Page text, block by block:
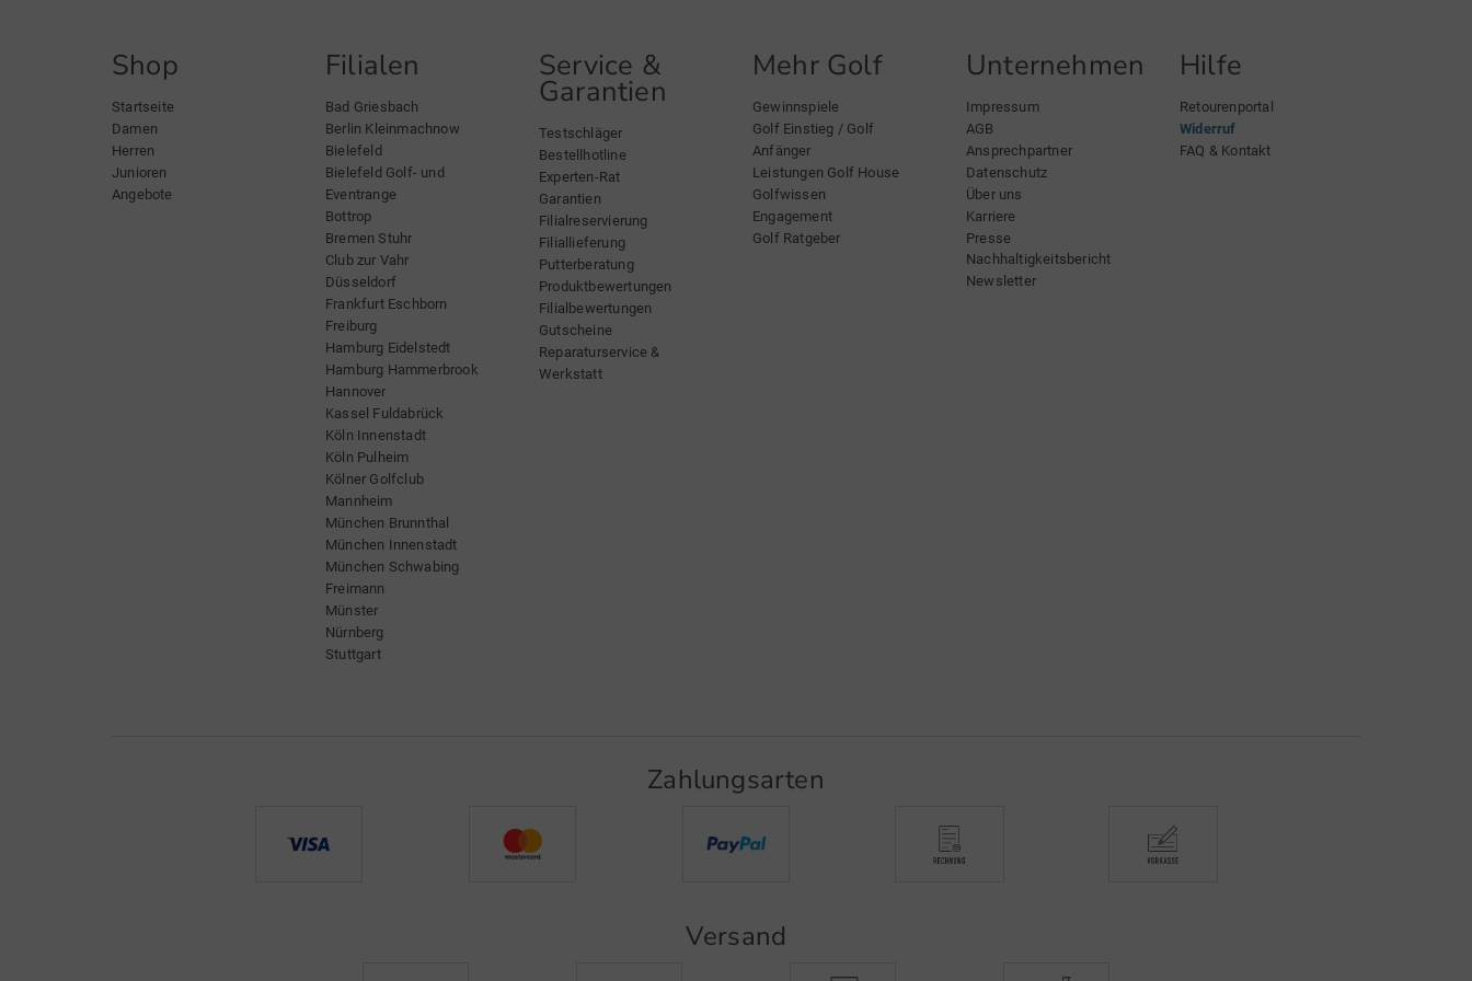
Shop
Startseite
Damen
Herren
Junioren
Angebote
Filialen
Bad Griesbach
Berlin Kleinmachnow
Bielefeld
Bielefeld Golf- und
Eventrange
Bottrop
Bremen Stuhr
Club zur Vahr
Düsseldorf
Frankfurt Eschborn
Freiburg
Hamburg Eidelstedt
Hamburg Hammerbrook
Hannover
Kassel Fuldabrück
Köln Innenstadt
Köln Pulheim
Kölner Golfclub
Mannheim
München Brunnthal
München Innenstadt
München Schwabing
Freimann
Münster
Nürnberg
Stuttgart
Service &
Garantien
Testschläger
Bestellhotline
Experten-Rat
Garantien
Filialreservierung
Filiallieferung
Putterberatung
Produktbewertungen
Filialbewertungen
Gutscheine
Reparaturservice &
Werkstatt
Mehr Golf
Gewinnspiele
Golf Einstieg / Golf
Anfänger
Leistungen Golf House
Golfwissen
Engagement
Golf Ratgeber
Unternehmen
Impressum
AGB
Ansprechpartner
Datenschutz
Über uns
Karriere
Presse
Nachhaltigkeitsbericht
Newsletter
Hilfe
Retourenportal
Widerruf
FAQ & Kontakt
Zahlungsarten
Versand